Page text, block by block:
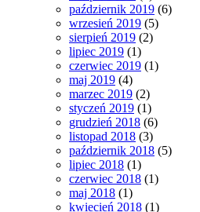
październik 2019 (6)
wrzesień 2019 (5)
sierpień 2019 (2)
lipiec 2019 (1)
czerwiec 2019 (1)
maj 2019 (4)
marzec 2019 (2)
styczeń 2019 (1)
grudzień 2018 (6)
listopad 2018 (3)
październik 2018 (5)
lipiec 2018 (1)
czerwiec 2018 (1)
maj 2018 (1)
kwiecień 2018 (1)